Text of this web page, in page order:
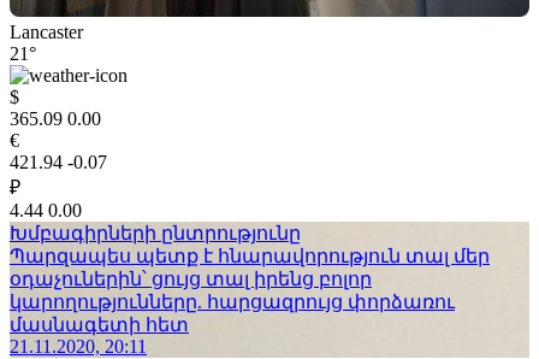
Lancaster
21°
$
365.09 0.00
€
421.94 -0.07
₽
4.44 0.00
Խմբագիրների ընտրությունը
Պարզապես պետք է հնարավորություն տալ մեր
օդաչուներին՝ ցույց տալ իրենց բոլոր
կարողությունները. հարցազրույց փորձառու
մասնագետի հետ
21.11.2020, 20:11